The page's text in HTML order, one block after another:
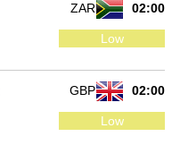
02:00
ZAR
Low
02:00
GBP
Low